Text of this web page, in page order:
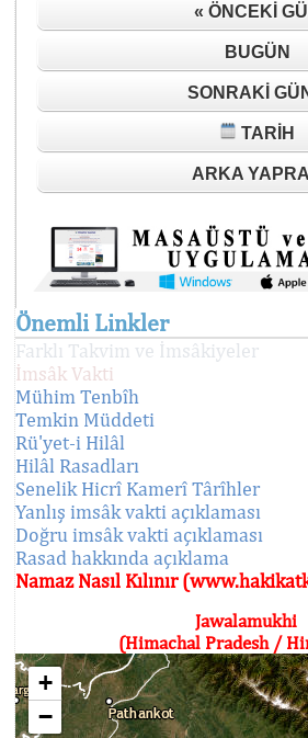
« ÖNCEKI
BUGÜN
SONRAKI
TARIH
ARKA
Önemli Linkler
Farklı Takvim ve İmsâkiyeler
İmsâk Vakti
Mühim Tenbîh
Temkin Müddeti
Rü'yet-i Hilâl
Hilâl Rasadları
Senelik Hicrî Kamerî Târîhler
Yanlış imsâk vakti açıklaması
Doğru imsâk vakti açıklaması
Rasad hakkında açıklama
Namaz Nasıl Kılınır
Jawalamukhi
(Himachal Pradesh /
+
−